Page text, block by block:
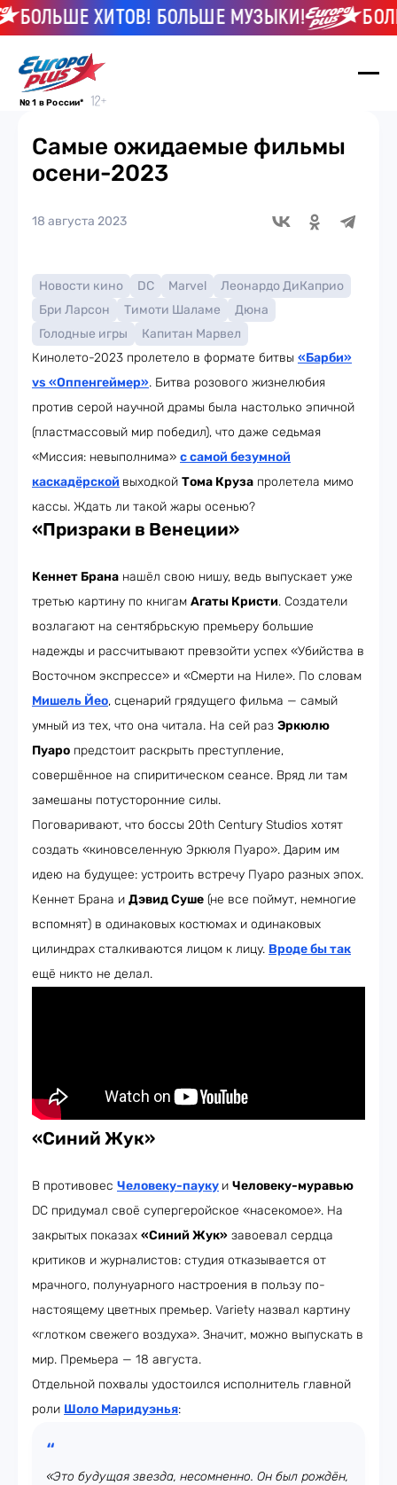
ХИТОВ! БОЛЬШЕ МУЗЫКИ!
№ 1 в России*
Самые ожидаемые фильмы
осени-2023
18 августа 2023
Новости кино DC Marvel
Леонардо ДиКаприо
Бри Ларсон
Тимоти Шаламе
Дюна
Голодные игры
Капитан Марвел
Кинолето-2023 пролетело в формате битвы «Барби»
vs «Оппенгеймер». Битва розового жизнелюбия
против серой научной драмы была настолько эпичной
(пластмассовый мир победил), что даже седьмая
«Миссия: невыполнима» с самой безумной
каскадёрской выходкой Тома Круза пролетела мимо
кассы. Ждать ли такой жары осенью?
«Призраки в Венеции»
Кеннет Брана нашёл свою нишу, ведь выпускает уже
третью картину по книгам Агаты Кристи. Создатели
возлагают на сентябрьскую премьеру большие
надежды и рассчитывают превзойти успех «Убийства в
Восточном экспрессе» и «Смерти на Ниле». По словам
Мишель Йео, сценарий грядущего фильма — самый
умный из тех, что она читала. На сей раз Эркюлю
Пуаро предстоит раскрыть преступление,
совершённое на спиритическом сеансе. Вряд ли там
замешаны потусторонние силы.
Поговаривают, что боссы 20th Century Studios хотят
создать «киновселенную Эркюля Пуаро». Дарим им
идею на будущее: устроить встречу Пуаро разных эпох.
Кеннет Брана и Дэвид Суше (не все поймут, немногие
вспомнят) в одинаковых костюмах и одинаковых
цилиндрах сталкиваются лицом к лицу. Вроде бы так
ещё никто не делал.
«Синий Жук»
В противовес Человеку-пауку и Человеку-муравью
DC придумал своё супергеройское «насекомое». На
закрытых показах «Синий Жук» завоевал сердца
критиков и журналистов: студия отказывается от
мрачного, полунуарного настроения в пользу по-
настоящему цветных премьер. Variety назвал картину
«глотком свежего воздуха». Значит, можно выпускать в
мир. Премьера — 18 августа.
Отдельной похвалы удостоился исполнитель главной
роли Шоло Маридуэнья:
«Это будущая звезда, несомненно. Он был рождён,